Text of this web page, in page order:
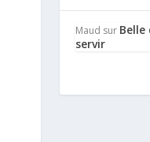
Maud sur Belle
servir